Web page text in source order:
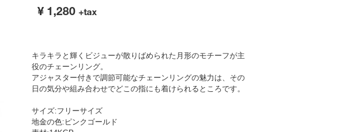
¥ 1,280 +tax
キラキラと輝くビジューが散りばめられた月形のモチーフが主
役のチェーンリング。
アジャスター付きで調節可能なチェーンリングの魅力は、その
日の気分や組み合わせでどこの指にも着けられるところです。
サイズ:フリーサイズ
地金の色:ピンクゴールド